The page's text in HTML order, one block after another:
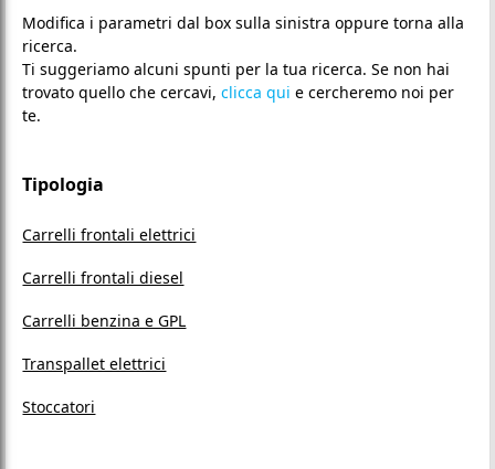
Modifica i parametri dal box sulla sinistra oppure torna alla
ricerca.
Ti suggeriamo alcuni spunti per la tua ricerca. Se non hai
trovato quello che cercavi,clicca quie cercheremo noi per
te.
Tipologia
Carrelli frontali elettrici
Carrelli frontali diesel
Carrelli benzina e GPL
Transpallet elettrici
Stoccatori